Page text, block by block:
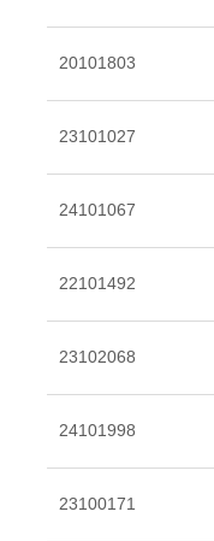
20101803
23101027
24101067
22101492
23102068
24101998
23100171